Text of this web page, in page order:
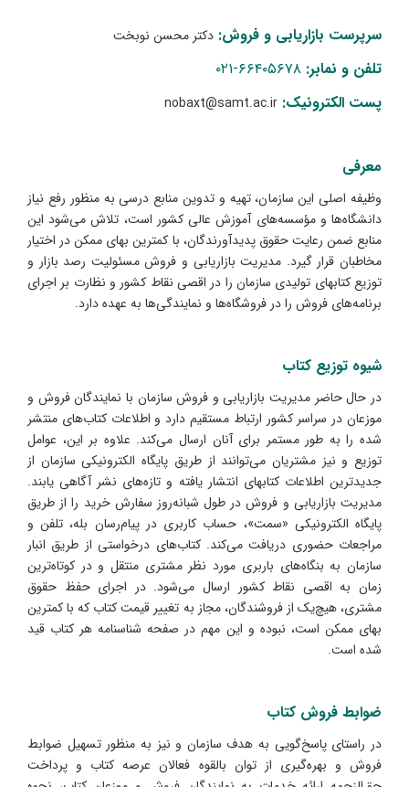
سرپرست بازاریابی و فروش: دکتر محسن نوبخت
تلفن و نمابر: ۶۶۴۰۵۶۷۸-۰۲۱
پست الکترونیک: nobaxt@samt.ac.ir
معرفی
وظیفه اصلی این سازمان، تهیه و تدوین منابع درسی به منظور رفع نیاز
دانشگاه‌ها و مؤسسه‌های آموزش عالی کشور است، تلاش می‌شود این
منابع ضمن رعایت حقوق پدیدآورندگان، با کمترین بهای ممکن در اختیار
مخاطبان قرار ‌گیرد. مدیریت بازاریابی و فروش مسئولیت رصد بازار و
توزیع کتابهای تولیدی سازمان را در اقصی نقاط کشور و نظارت بر اجرای
برنامه‌های فروش را در فروشگاه‌ها و نمایندگی‌ها به عهده دارد.
شیوه توزیع کتاب
در حال حاضر مدیریت بازار‌یابی و فروش سازمان با نمایندگان فروش و
موزعان در سراسر کشور ارتباط مستقیم دارد و اطلاعات کتاب‌های منتشر
شده را به طور مستمر برای آنان ارسال می‌کند. علاوه بر این، عوامل
توزیع و نیز مشتریان می‌توانند از طریق پایگاه الکترونیکی سازمان از
جدیدترین اطلاعات کتابهای انتشار یافته و تازه‌های نشر آگاهی یابند.
مدیریت بازاریابی و فروش در طول شبانه‌روز سفارش خرید را از طریق
پایگاه الکترونیکی «سمت»، حساب کاربری در پیام‌رسان بله، تلفن و
مراجعات حضوری دریافت می‌کند. کتاب‌های درخواستی از طریق انبار
سازمان به بنگاه‌های باربری مورد نظر مشتری منتقل و در کوتاه‌ترین
زمان به اقصی نقاط کشور ارسال می‌شود. در اجرای حفظ حقوق
مشتری، هیچ‌یک از فروشندگان، مجاز به تغییر قیمت کتاب که با کمترین
بهای ممکن است، نبوده و این مهم در صفحه شناسنامه هر کتاب قید
شده است.
ضوابط فروش کتاب
در راستای پاسخ‌گویی به هدف سازمان و نیز به منظور تسهیل ضوابط
فروش و بهره‌گیری از توان بالقوه فعالان عرصه کتاب و پرداخت